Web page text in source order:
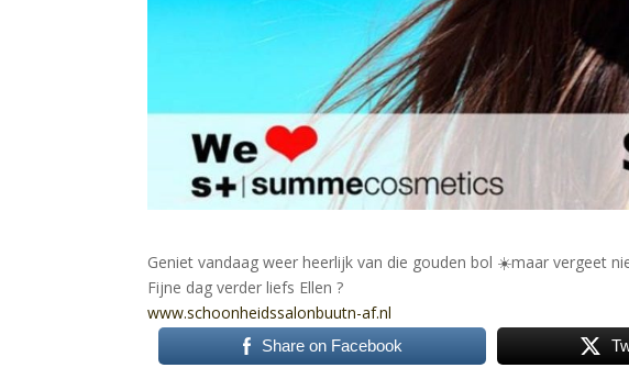
Geniet vandaag weer heerlijk van die gouden bol ☀️maar vergeet
Fijne dag verder liefs Ellen?
www.schoonheidssalonbuutn-af.nl
Share on Facebook